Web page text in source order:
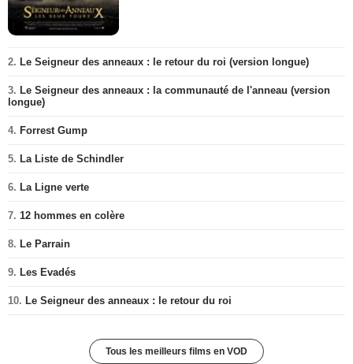
2. Le Seigneur des anneaux : le retour du roi (version longue)
3. Le Seigneur des anneaux : la communauté de l'anneau (version
longue)
4. Forrest Gump
5. La Liste de Schindler
6. La Ligne verte
7. 12 hommes en colère
8. Le Parrain
9. Les Evadés
10. Le Seigneur des anneaux : le retour du roi
Tous les meilleurs films en VOD